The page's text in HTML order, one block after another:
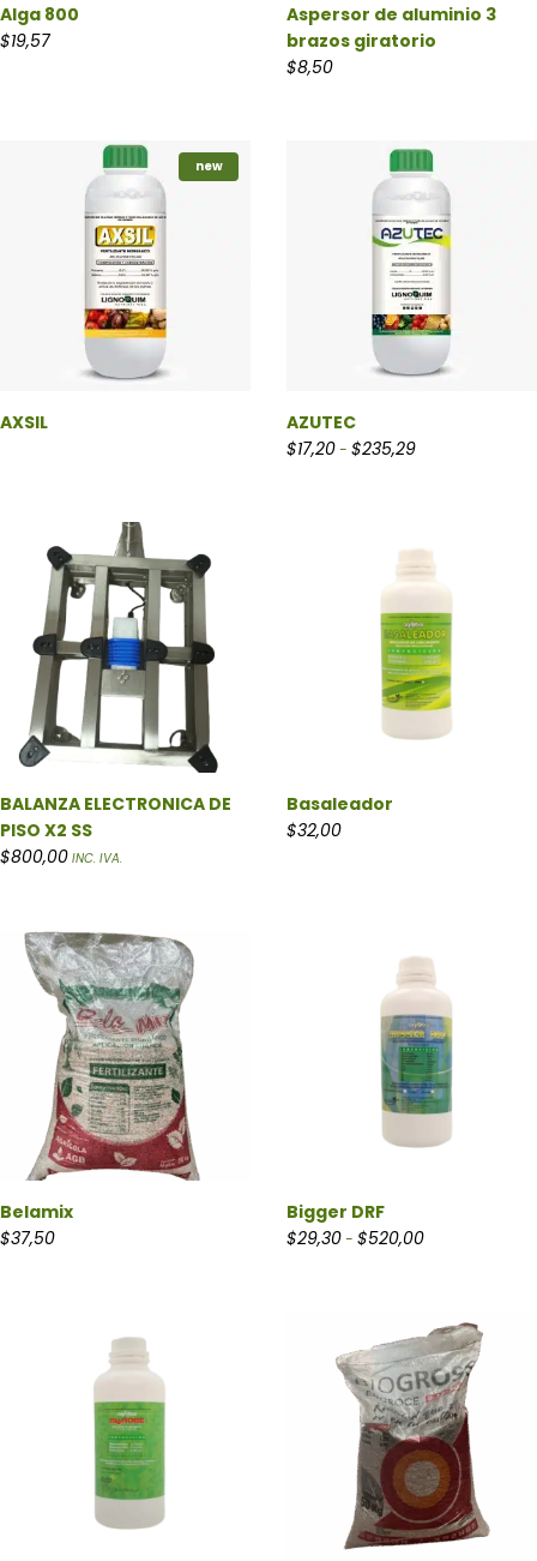
Alga 800
$19,57
Aspersor de aluminio 3
brazos giratorio
$8,50
new
AXSIL
AZUTEC
$17,20- $235,29Rango de
BALANZA ELECTRONICA DE
PISO X2 SS
$800,00 INC. IVA.
Basaleador
$32,00
Belamix
$37,50
Bigger DRF
$29,30- $520,00Rango de